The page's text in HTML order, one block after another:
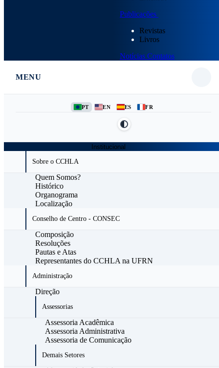
Publicações
Revistas
Livros
Notícias Contatos
MENU
PT EN ES FR
Institucional
Sobre o CCHLA
Quem Somos?
Histórico
Organograma
Localização
Conselho de Centro - CONSEC
Composição
Resoluções
Pautas e Atas
Representantes do CCHLA na UFRN
Administração
Direção
Assessorias
Assessoria Acadêmica
Assessoria Administrativa
Assessoria de Comunicação
Demais Setores